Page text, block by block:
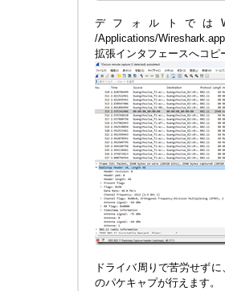
デフォルトでは
/Applications/
拡張インタフェースへコピ
ドライバ周りで苦労せず
のパケキャプが行えます。